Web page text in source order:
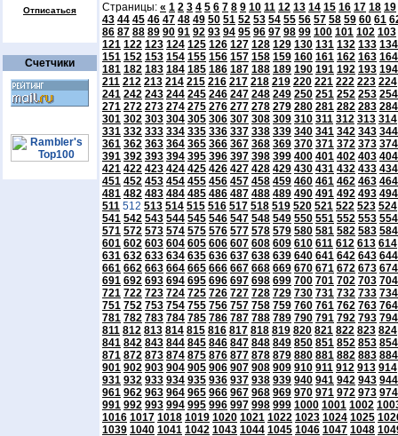
Отписаться
Счетчики
Страницы: « 1 2 3 4 5 6 7 8 9 10 11 12 13 14 15 16 17 18 19
43 44 45 46 47 48 49 50 51 52 53 54 55 56 57 58 59 60 61
86 87 88 89 90 91 92 93 94 95 96 97 98 99 100 101 102 103
121 122 123 124 125 126 127 128 129 130 131 132 133 134
151 152 153 154 155 156 157 158 159 160 161 162 163 164
181 182 183 184 185 186 187 188 189 190 191 192 193 194
211 212 213 214 215 216 217 218 219 220 221 222 223 224
241 242 243 244 245 246 247 248 249 250 251 252 253 254
271 272 273 274 275 276 277 278 279 280 281 282 283 284
301 302 303 304 305 306 307 308 309 310 311 312 313 314
331 332 333 334 335 336 337 338 339 340 341 342 343 344
361 362 363 364 365 366 367 368 369 370 371 372 373 374
391 392 393 394 395 396 397 398 399 400 401 402 403 404
421 422 423 424 425 426 427 428 429 430 431 432 433 434
451 452 453 454 455 456 457 458 459 460 461 462 463 464
481 482 483 484 485 486 487 488 489 490 491 492 493 494
511 512 513 514 515 516 517 518 519 520 521 522 523 524
541 542 543 544 545 546 547 548 549 550 551 552 553 554
571 572 573 574 575 576 577 578 579 580 581 582 583 584
601 602 603 604 605 606 607 608 609 610 611 612 613 614
631 632 633 634 635 636 637 638 639 640 641 642 643 644
661 662 663 664 665 666 667 668 669 670 671 672 673 674
691 692 693 694 695 696 697 698 699 700 701 702 703 704
721 722 723 724 725 726 727 728 729 730 731 732 733 734
751 752 753 754 755 756 757 758 759 760 761 762 763 764
781 782 783 784 785 786 787 788 789 790 791 792 793 794
811 812 813 814 815 816 817 818 819 820 821 822 823 824
841 842 843 844 845 846 847 848 849 850 851 852 853 854
871 872 873 874 875 876 877 878 879 880 881 882 883 884
901 902 903 904 905 906 907 908 909 910 911 912 913 914
931 932 933 934 935 936 937 938 939 940 941 942 943 944
961 962 963 964 965 966 967 968 969 970 971 972 973 974
991 992 993 994 995 996 997 998 999 1000 1001 1002
1016 1017 1018 1019 1020 1021 1022 1023 1024 1025
1039 1040 1041 1042 1043 1044 1045 1046 1047 1048